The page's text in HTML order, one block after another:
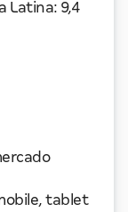
Latina: 9,4
tablet